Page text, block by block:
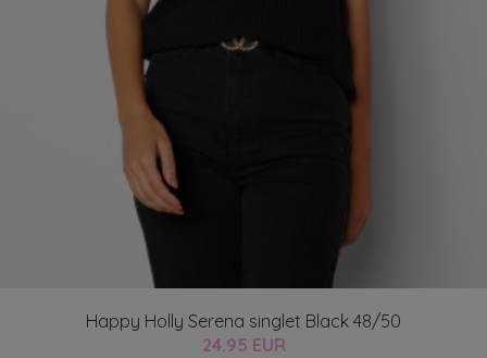
Happy Holly Serena singlet Black 48/50
24.95 EUR